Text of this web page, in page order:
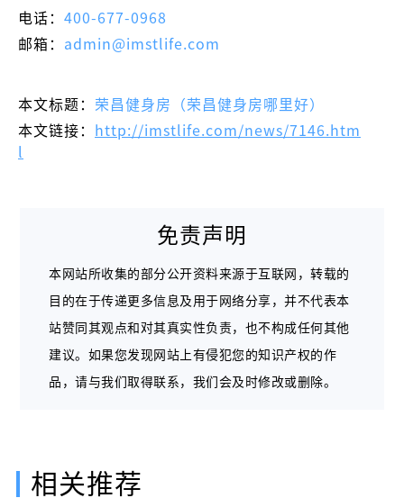
电话： 400-677-0968
邮箱： admin@imstlife.com
本文标题： 荣昌健身房（荣昌健身房哪里好）
本文链接：
http://imstlife.com/news/7146.htm
免责声明
本网站所收集的部分公开资料来源于互联网，转载的
目的在于传递更多信息及用于网络分享，并不代表本
站赞同其观点和对其真实性负责，也不构成任何其他
建议。如果您发现网站上有侵犯您的知识产权的作
品，请与我们取得联系，我们会及时修改或删除。
相关推荐